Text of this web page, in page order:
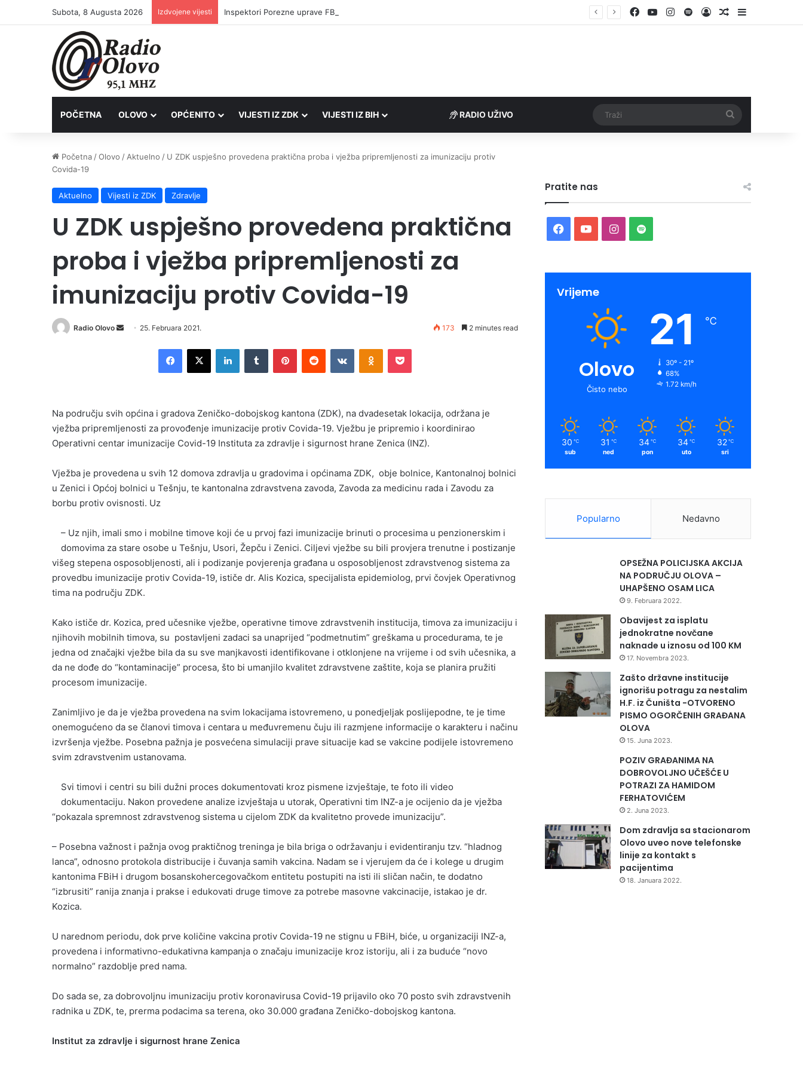
Subota, 8 Augusta 2026 Izdvojene vijesti Inspektori Porezne uprave FBiH na području ZDK izvršili 24 inspekcijska nadzora Facebook
YouTubeInstagram
SpotifyLog InRandom Article
Sidebar
POČETNA OLOVO OPĆENITO VIJESTI IZ ZDK VIJESTI IZ BIH RADIO UŽIVO
Početna /Olovo / Aktuelno / U ZDK uspješno provedena praktična proba i vježba pripremljenosti za imunizaciju protiv
Covida-19
Aktuelno Vijesti iz ZDK Zdravlje
U ZDK uspješno provedena praktična
proba i vježba pripremljenosti za
imunizaciju protiv Covida-19
Radio Olovo
Send 25. Februara 2021. 173 2 minutes read
Facebook
X LinkedInTumblr PinterestReddit VKontakteOdnoklassniki
Pocket
Na području svih općina i gradova Zeničko-dobojskog kantona (ZDK), na dvadesetak lokacija, održana je
vježba pripremljenosti za provođenje imunizacije protiv Covida-19. Vježbu je pripremio i koordinirao
Operativni centar imunizacije Covid-19 Instituta za zdravlje i sigurnost hrane Zenica (INZ).
Vježba je provedena u svih 12 domova zdravlja u gradovima i općinama ZDK, obje bolnice, Kantonalnoj bolnici
u Zenici i Općoj bolnici u Tešnju, te kantonalna zdravstvena zavoda, Zavoda za medicinu rada i Zavodu za
borbu protiv ovisnosti. Uz
– Uz njih, imali smo i mobilne timove koji će u prvoj fazi imunizacije brinuti o procesima u penzionerskim i
domovima za stare osobe u Tešnju, Usori, Žepču i Zenici. Ciljevi vježbe su bili provjera trenutne i postizanje
višeg stepena osposobljenosti, ali i podizanje povjerenja građana u osposobljenost zdravstvenog sistema za
provedbu imunizacije protiv Covida-19, ističe dr. Alis Kozica, specijalista epidemiolog, prvi čovjek Operativnog
tima na području ZDK.
Kako ističe dr. Kozica, pred učesnike vježbe, operativne timove zdravstvenih institucija, timova za imunizaciju i
njihovih mobilnih timova, su postavljeni zadaci sa unaprijed “podmetnutim” greškama u procedurama, te je
jedna od značajki vježbe bila da su sve manjkavosti identifikovane i otklonjene na vrijeme i od svih učesnika, a
da ne dođe do “kontaminacije” procesa, što bi umanjilo kvalitet zdravstvene zaštite, koja se planira pružiti
procesom imunizacije.
Zanimljivo je da je vježba provedena na svim lokacijama istovremeno, u ponedjeljak poslijepodne, te je time
onemogućeno da se članovi timova i centara u međuvremenu čuju ili razmjene informacije o karakteru i načinu
izvršenja vježbe. Posebna pažnja je posvećena simulaciji prave situacije kad se vakcine podijele istovremeno
svim zdravstvenim ustanovama.
Svi timovi i centri su bili dužni proces dokumentovati kroz pismene izvještaje, te foto ili video
dokumentaciju. Nakon provedene analize izvještaja u utorak, Operativni tim INZ-a je ocijenio da je vježba
“pokazala spremnost zdravstvenog sistema u cijelom ZDK da kvalitetno provede imunizaciju”.
– Posebna važnost i pažnja ovog praktičnog treninga je bila briga o održavanju i evidentiranju tzv. “hladnog
lanca”, odnosno protokola distribucije i čuvanja samih vakcina. Nadam se i vjerujem da će i kolege u drugim
kantonima FBiH i drugom bosanskohercegovačkom entitetu postupiti na isti ili sličan način, te dodatno
“izbrusiti” ranija znanja i prakse i edukovati druge timove za potrebe masovne vakcinacije, istakao je dr.
Kozica.
U narednom periodu, dok prve količine vakcina protiv Covida-19 ne stignu u FBiH, biće, u organizaciji INZ-a,
provedena i informativno-edukativna kampanja o značaju imunizacije kroz istoriju, ali i za buduće “novo
normalno” razdoblje pred nama.
Do sada se, za dobrovoljnu imunizaciju protiv koronavirusa Covid-19 prijavilo oko 70 posto svih zdravstvenih
radnika u ZDK, te, prerma podacima sa terena, oko 30.000 građana Zeničko-dobojskog kantona.
Institut za zdravlje i sigurnost hrane Zenica
Pratite nas
Facebook
YouTubeInstagram
Spotify
Vrijeme
Olovo
Čisto nebo
21 ℃
30º - 21º
68%
1.72 km/h
30 ℃
sub
31 ℃
ned
34 ℃
pon
34 ℃
uto
32 ℃
sri
Popularno Nedavno
OPSEŽNA POLICIJSKA AKCIJA
NA PODRUČJU OLOVA –
UHAPŠENO OSAM LICA
9. Februara 2022.
Obavijest za isplatu
jednokratne novčane
naknade u iznosu od 100 KM
17. Novembra 2023.
Zašto državne institucije
ignorišu potragu za nestalim
H.F. iz Čuništa -OTVORENO
PISMO OGORČENIH GRAĐANA
OLOVA
15. Juna 2023.
POZIV GRAĐANIMA NA
DOBROVOLJNO UČEŠĆE U
POTRAZI ZA HAMIDOM
FERHATOVIĆEM
2. Juna 2023.
Dom zdravlja sa stacionarom
Olovo uveo nove telefonske
linije za kontakt s
pacijentima
18. Januara 2022.